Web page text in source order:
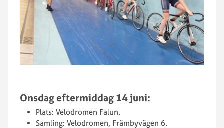
Onsdag eftermiddag 14 juni:
Plats: Velodromen Falun.
Samling: Velodromen, Främbyvägen 6.